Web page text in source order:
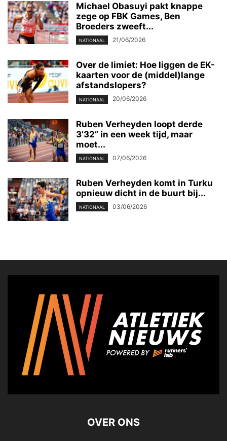
Michael Obasuyi pakt knappe
zege op FBK Games, Ben
Broeders zweeft...
NATIONAAL 21/06/2026
Over de limiet: Hoe liggen de EK-
kaarten voor de (middel)lange
afstandslopers?
NATIONAAL 20/06/2026
Ruben Verheyden loopt derde
3’32” in een week tijd, maar
moet...
NATIONAAL 07/06/2026
Ruben Verheyden komt in Turku
opnieuw dicht in de buurt bij...
NATIONAAL 03/06/2026
OVER ONS